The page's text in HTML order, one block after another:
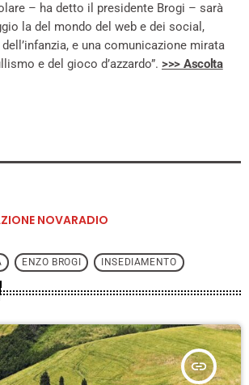
– ha detto il presidente Brogi – sarà
la del mondo del web e dei social,
e una comunicazione mirata
e del gioco d’azzardo”. >>> Ascolta
NOVARADIO
ENZO BROGI INSEDIAMENTO
insert_link